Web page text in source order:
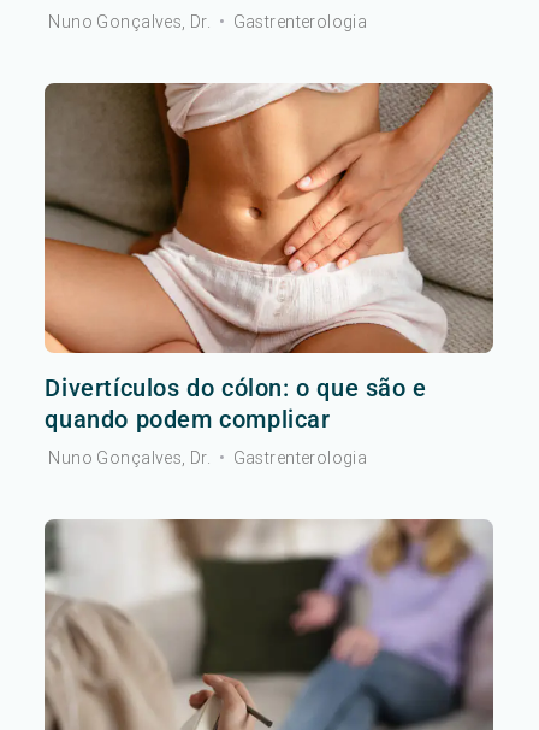
Nuno Gonçalves, Dr. • Gastrenterologia
Divertículos do cólon: o que são e
quando podem complicar
Nuno Gonçalves, Dr. • Gastrenterologia